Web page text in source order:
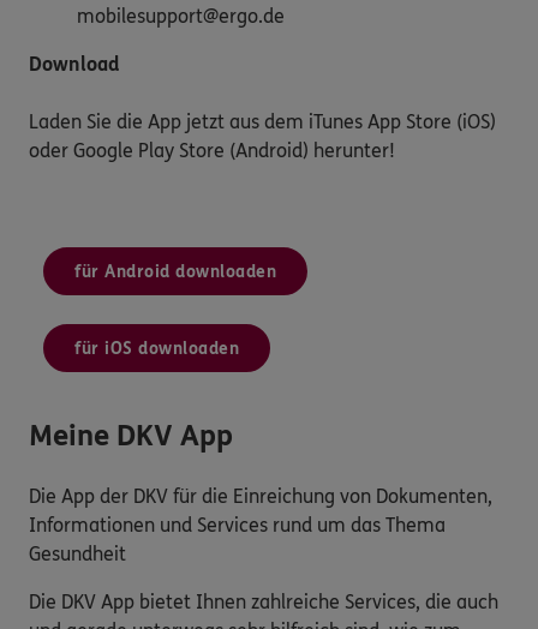
mobilesupport@ergo.de
Download
Laden Sie die App jetzt aus dem iTunes App Store (iOS)
oder Google Play Store (Android) herunter!
für Android downloaden
für iOS downloaden
Meine DKV App
Die App der DKV für die Einreichung von Dokumenten,
Informationen und Services rund um das Thema
Gesundheit
Die DKV App bietet Ihnen zahlreiche Services, die auch